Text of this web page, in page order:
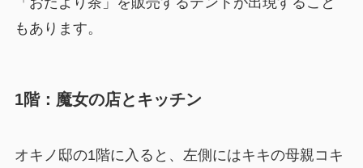
もあります。
1階：魔女の店とキッチン
オキノ邸の1階に入ると、左側にはキキの母親コキ